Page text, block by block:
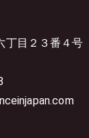
丁目２３番４号